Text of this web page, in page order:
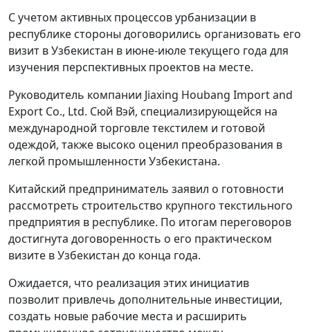
С учетом активных процессов урбанизации в
республике стороны договорились организовать его
визит в Узбекистан в июне-июле текущего года для
изучения перспективных проектов на месте.
Руководитель компании Jiaxing Houbang Import and
Export Co., Ltd. Сюй Вэй, специализирующейся на
международной торговле текстилем и готовой
одеждой, также высоко оценил преобразования в
легкой промышленности Узбекистана.
Китайский предприниматель заявил о готовности
рассмотреть строительство крупного текстильного
предприятия в республике. По итогам переговоров
достигнута договоренность о его практическом
визите в Узбекистан до конца года.
Ожидается, что реализация этих инициатив
позволит привлечь дополнительные инвестиции,
создать новые рабочие места и расширить